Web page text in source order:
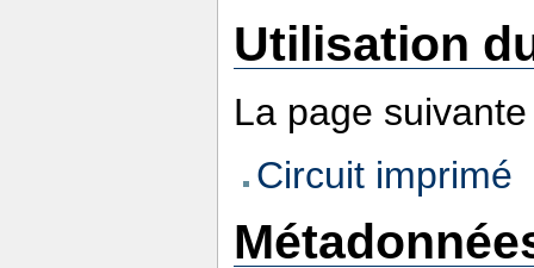
Utilisation
La page
Circuit imprimé